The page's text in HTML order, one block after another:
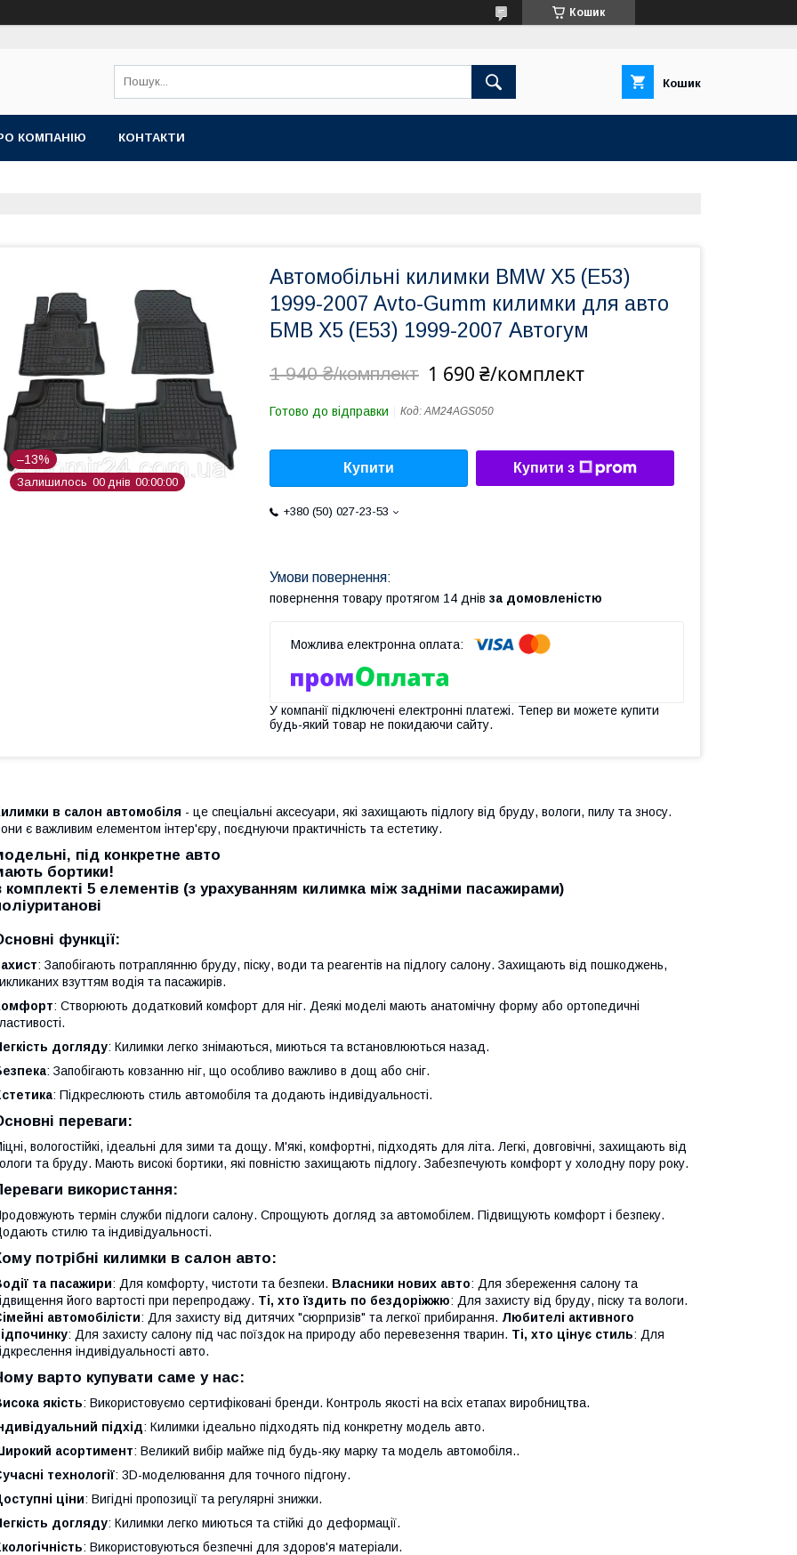
Кошик
Кошик
КОМПАНІЮ КОНТАКТИ
–13%
Залишилось 00 днів 00 00 00
Автомобільні килимки BMW X5 (E53)
1999-2007 Avto-Gumm килимки для авто
БМВ Х5 (Е53) 1999-2007 Автогум
1 940 ₴/комплект 1 690 ₴/комплект
Готово до відправки Код:AM24AGS050
Купити Купити з
+380 (50) 027-23-53
повернення товару протягом 14 днів за домовленістю
У компанії підключені електронні платежі. Тепер ви можете купити
будь-який товар не покидаючи сайту.
в салон автомобіля - це спеціальні аксесуари, які захищають підлогу від бруду, вологи, пилу та зносу.
є важливим елементом інтер'єру, поєднуючи практичність та естетику.
під конкретне авто
бортики!
комплекті 5 елементів (з урахуванням килимка між задніми пасажирами)
функції:
: Запобігають потраплянню бруду, піску, води та реагентів на підлогу салону. Захищають від пошкоджень,
взуттям водія та пасажирів.
: Створюють додатковий комфорт для ніг. Деякі моделі мають анатомічну форму або ортопедичні
догляду: Килимки легко знімаються, миються та встановлюються назад.
: Запобігають ковзанню ніг, що особливо важливо в дощ або сніг.
: Підкреслюють стиль автомобіля та додають індивідуальності.
переваги:
вологостійкі, ідеальні для зими та дощу. М'які, комфортні, підходять для літа. Легкі, довговічні, захищають від
та бруду. Мають високі бортики, які повністю захищають підлогу. Забезпечують комфорт у холодну пору року.
використання:
термін служби підлоги салону. Спрощують догляд за автомобілем. Підвищують комфорт і безпеку.
стилю та індивідуальності.
потрібні килимки в салон авто:
та пасажири: Для комфорту, чистоти та безпеки. Власники нових авто: Для збереження салону та
його вартості при перепродажу. Ті, хто їздить по бездоріжжю: Для захисту від бруду, піску та вологи.
автомобілісти: Для захисту від дитячих "сюрпризів" та легкої прибирання. Любителі активного
: Для захисту салону під час поїздок на природу або перевезення тварин. Ті, хто цінує стиль: Для
індивідуальності авто.
варто купувати саме у нас:
якість: Використовуємо сертифіковані бренди. Контроль якості на всіх етапах виробництва.
підхід: Килимки ідеально підходять під конкретну модель авто.
асортимент: Великий вибір майже під будь-яку марку та модель автомобіля..
технології: 3D-моделювання для точного підгону.
ціни: Вигідні пропозиції та регулярні знижки.
догляду: Килимки легко миються та стійкі до деформації.
: Використовуються безпечні для здоров'я матеріали.